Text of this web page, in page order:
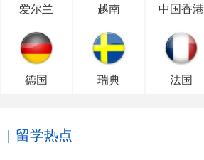
爱尔兰 越南 中国香港
德国 瑞典 法国
留学热点